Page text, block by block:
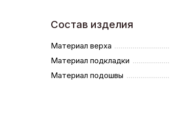
Состав изделия
Материал верха
Материал подкладки
Материал подошвы